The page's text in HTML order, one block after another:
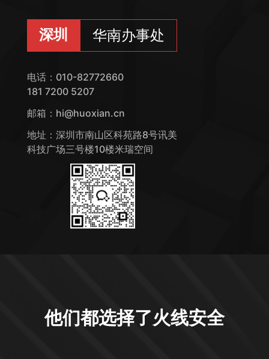
深圳 华南办事处
电话：010-82772660
181 7200 5207
邮箱：hi@huoxian.cn
地址：深圳市南山区科苑路8号讯美
科技广场三号楼10楼米瑞空间
他们都选择了火线安全